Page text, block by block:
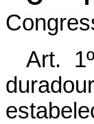
Art.